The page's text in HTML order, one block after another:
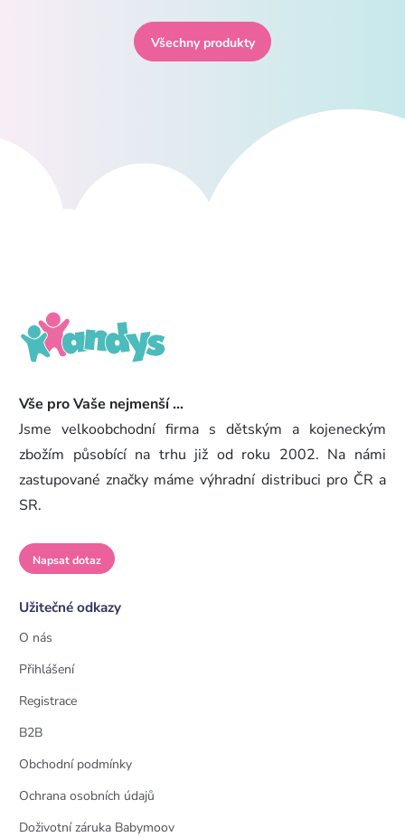
Všechny produkty
Vše pro Vaše nejmenší ...
Jsme velkoobchodní firma s dětským a kojeneckým
zbožím působící na trhu již od roku 2002. Na námi
zastupované značky máme výhradní distribuci pro ČR a
SR.
Napsat dotaz
Užitečné odkazy
O nás
Přihlášení
Registrace
B2B
Obchodní podmínky
Ochrana osobních údajů
Doživotní záruka Babymoov